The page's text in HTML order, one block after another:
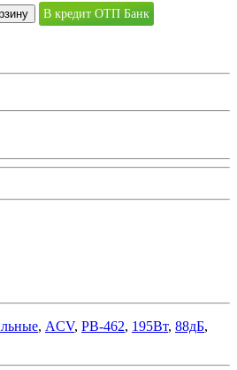
В кредит ОТП Банк
, ACV, PB-462, 195Вт, 88дБ,